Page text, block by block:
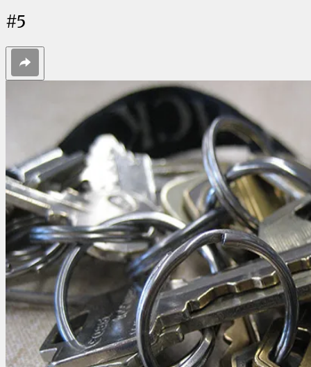
#5